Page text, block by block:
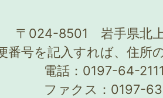
〒024-8501 岩手県北
番号を記入すれば、住所
電話：0197-64-
ファクス：0197-